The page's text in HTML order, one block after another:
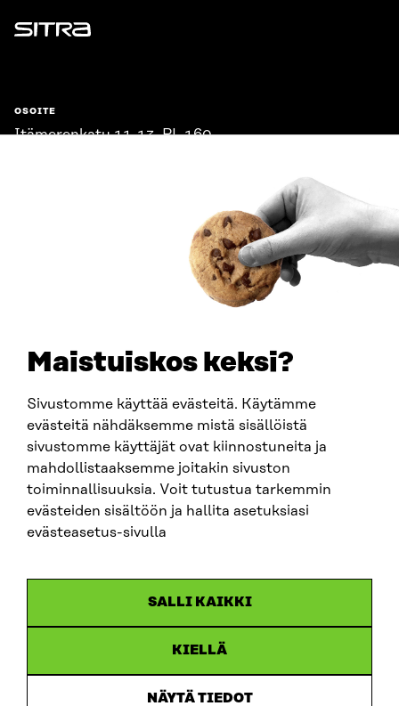
Maistuiskos keksi?
Sivustomme käyttää evästeitä. Käytämme
evästeitä nähdäksemme mistä sisällöistä
sivustomme käyttäjät ovat kiinnostuneita ja
mahdollistaaksemme joitakin sivuston
toiminnallisuuksia. Voit tutustua tarkemmin
evästeiden sisältöön ja hallita asetuksiasi
evästeasetus-sivulla
SALLI KAIKKI
KIELLÄ
NÄYTÄ TIEDOT
Sitra
OSOITE
Itämerenkatu 11-13, PL 160,
SITRA SOSIAALISESSA MEDIASSA
LinkedIn
Instagram
YouTube